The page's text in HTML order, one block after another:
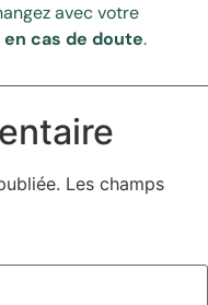
avec votre
cas de doute.
Les champs